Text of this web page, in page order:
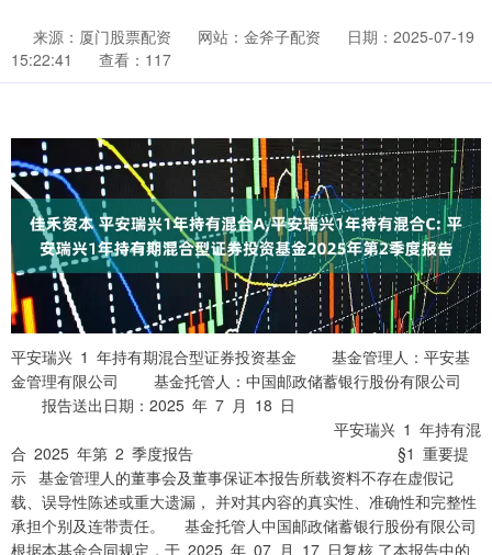
来源：厦门股票配资 网站：金斧子配资
日期：2025-07-19
15:22:41
查看：117
平安瑞兴 1 年持有期混合型证券投资基金 基金管理人：平安基金管理有限公司 基金托管人：中国邮政储蓄银行股份有限公司 报告送出日期：2025 年 7 月 18 日 平安瑞兴 1 年持有混合 2025 年第 2 季度报告 §1 重要提示 基金管理人的董事会及董事保证本报告所载资料不存在虚假记载、误导性陈述或重大遗漏， 并对其内容的真实性、准确性和完整性承担个别及连带责任。 基金托管人中国邮政储蓄银行股份有限公司根据本基金合同规定，于 2025 年 07 月 17 日复核 了本报告中的财务指标、净值表现和投资组合报告等内容，保证复核内容不存在虚假记载、误导 性陈述或者重大遗漏。 基金管理人承诺以诚实信用、勤勉尽责的原则管理和运用基金资产，但不保证基金一定盈利。 基金的过往业绩并不代表其未来表现。投资有风险，投资者在作出投资决策前应仔细阅读本 基金的招募说明书。 本报告中财务资料未经审计。 本报告期自 2025 年 04 月 01 日起至 06 月 30 日止。 §2 基金产品概况 基金简称 平安瑞兴 1 年持有混合 基金主代码 010056 基金运作方式 契约型开放式 基金合同生效日 2020 年 11 月 4 日 报告期末基金份额总额 4,347,921,721.90 份 投资目标 本基金在严格控制风险的前提下，通过各类资产的合 理配置，力争实现基金资产的长期稳健增值。 投资策略 1、大类资产配置策略；2、股票投资策略（含港股通 标的股票投资策略、存托凭证投资策略） ；3、债券投 资策略；4、可转换债券及可交换债券投资策略；5、 基金投资策略；6、股指期货投资策略；7、国债期货 投资策略；8、股票期权投资策略；9、现金头寸管 理；10、信用衍生品投资策略；11、资产支持证券投 资策略。 业绩比较基准 中债新综合指数收益率╳80%+沪深 300 指数收益率╳ 风险收益特征 本基金是混合型基金，预期风险和预期收益高于债券 型基金和货币市场基金，但低于股票型基金。本基金 若投资港股通标的股票，需承担港股通机制下因投资 环境、投资标的、市场制度以及交易规则等差异带来 的特有风险。 基金管理人 平安基金管理有限公司 基金托管人 中国邮政储蓄银行股份有限公司 下属分级基金的基金简称 平安瑞兴 1 年持有混合 A 平安瑞兴 1 年持有混合 C 第 2 页 共 15 页 平安瑞兴 1 年持有混合 2025 年第 2 季度报告 下属分级基金的交易代码 010056 010057 报告期末下属分级基金的份额总额 3,297,311,113.93 份 1,050,610,607.97 份 §3 主要财务指标和基金净值表现 单位：人民币元 报告期（2025 年 4 月 1 日-2025 年 6 月 30 日） 主要财务指标 平安瑞兴 1 年持有混合 A 平安瑞兴 1 年持有混合 C 注：1.本期已实现收益指基金本期利息收入、投资收益、其他收入（不含公允价值变动收益）扣 除相关费用和信用减值损失后的余额，本期利润为本期已实现收益加上本期公允价值变动收益； 低于所列数字。 平安瑞兴 1 年持有混合 A 业绩比较基 净值增长率 业绩比较基 阶段 净值增长率① 准收益率标 ①－③ ②－④ 标准差② 准收益率③ 准差④ 过去三个月 0.80% 0.08% 1.30% 0.22% -0.50% -0.14% 过去六个月 1.56% 0.12% 0.91% 0.21% 0.65% -0.09% 过去一年 7.28% 0.20% 5.94% 0.25% 1.34% -0.05% 过去三年 25.42% 0.18% 6.11% 0.18% 19.31% 0.00% 自基金合同 生效起至今 平安瑞兴 1 年持有混合 C 净值增长率 业绩比较基 业绩比较基 阶段 净值增长率① ①－③ ②－④ 标准差② 准收益率③ 准收益率标 第 3 页 共 15 页 平安瑞兴 1 年持有混合 2025 年第 2 季度报告 准差④ 过去三个月 0.74% 0.08% 1.30% 0.22% -0.56% -0.14% 过去六个月 1.46% 0.12% 0.91% 0.21% 0.55% -0.09% 过去一年 7.04% 0.20% 5.94% 0.25% 1.10% -0.05% 过去三年 23.90% 0.18% 6.11% 0.18% 17.79% 0.00% 自基金合同 生效起至今 率变动的比较 第 4 页 共 15 页 平安瑞兴 1 年持有混合 2025 年第 2 季度报告 注：1、本基金基金合同于 2020 年 11 月 04 日正式生效； 资组合比例符合基金合同的约定，截至报告期末本基金已完成建仓，建仓期结束时各项资产配置 比例符合基金合同约定。 注：本基金本报告期内无其他指标。 §4 管理人报告 任本基金的基金经理期限 证券从业 姓名 职务 说明 任职日期 离任日期 年限 高勇标先生，西南财经大学硕士。曾先 后任职于国海证券股份有限公司自营分 固定收益 公司投资经理助理、深圳市尧山财富管 投资中心 理有限公司投资管理部副总经理、恒大 总监助 人寿保险有限公司固定收益部投资经 理，平安 理。2017 年 4 月加入平安基金管理有限 高勇标 瑞兴 1 年 - 14 年 公司，曾任投资研究部固定收益组投资 持有期混 经理，现任固定收益投资中心总监助 合型证券 理，同时担任平安惠悦纯债债券型证券 投资基金 投资基金、平安中短债债券型证券投资 基金经理 基金、平安惠聚纯债债券型证券投资基 金、平安瑞兴 1 年持有期混合型证券投 资基金、平安惠合纯债债券型证券投资 第 5 页 共 15 页 平安瑞兴 1 年持有混合 2025 年第 2 季度报告 基金、平安恒泰 1 年持有期混合型证券 投资基金、平安惠锦纯债债券型证券投 资基金、平安元裕 90 天持有期债券型证 券投资基金基金经理。 张文平先生，南京大学硕士。先后担任 毕马威(中国)企业咨询有限公司南京分 公司审计一部审计师、大成基金管理有 限公司固定收益部基金经理。2018 年 3 公司总经 月加入平安基金管理有限公司，现任公 理助理兼 司总经理助理兼固定收益投资总监。同 固定收益 时担任平安如意中短债债券型证券投资 投资总 基金、平安季享裕三个月定期开放债券 监，平安 2024 年 8 月 7 型证券投资基金、平安惠铭纯债债券型 张文平 - 14 年 瑞兴 1 年 日 证券投资基金、平安惠澜纯债债券型证 持有期混 券投资基金、平安鑫享混合型证券投资 合型证券 基金、平安鼎信债券型证券投资基金、 投资基金 平安惠泰纯债债券型证券投资基金、平 基金经理 安瑞兴 1 年持有期混合型证券投资基 金、平安惠享纯债债券型证券投资基 金、平安合韵定期开放纯债债券型发起 式证券投资基金、平安双季增享 6 个月 持有期债券型证券投资基金基金经理。 注：1、对基金的首任基金经理，其“任职日期”为基金合同生效日，“离任日期”为根据公司决 定确认的解聘日期；对此后的非首任基金经理，“任职日期”和“离任日期”分别指根据公司决 定确认的聘任日期和解聘日期。 注：无。 本报告期内，本基金管理人严格遵守《中华人民共和国证券投资基金法》等有关法律法规、 中国证监会和本基金基金合同的规定，本着诚实信用、勤勉尽责的原则管理和运用基金资产，在 严格控制风险的基础上，为基金份额持有人谋求最大利益。本报告期内，本基金运作整体合法合 规，没有损害基金份额持有人利益。基金的投资范围、投资比例及投资组合符合有关法律法规及 基金合同的规定。 第 6 页 共 15 页 平安瑞兴 1 年持有混合 2025 年第 2 季度报告 报告期内，本基金管理人严格执行了《证券投资基金管理公司公平交易制度指导意见》和公 司制定的公平交易相关制度。 本基金于本报告期内不存在异常交易行为。 报告期内，所有投资组合参与的交易所公开竞价同日反向交易成交较少的单边交易量未超过 该证券当日成交量的 5%。 二季度，我国宏观经济延续了企稳回升的态势，增速虽有所放缓，但结构性亮点突出。工业 生产稳步增长，政策支持与内生增长动力形成共振，成为拉动经济的重要引擎。消费市场呈现温 和复苏，服务消费持续回暖，但大宗商品消费恢复相对偏慢，显示出居民消费信心仍处于逐步修 复阶段。货币政策方面，央行继续实施“稳健偏松”的货币政策，保持了市场流动性合理充裕。 同时，引导 LPR 适度下行，有效降低了实体经济的融资成本，为经济复苏提供了有力的金融支 持。财政政策方面，中央政府强调“积极有为”，政策重心聚焦于扩大有效投资和优化结构。大 规模的特别国债和地方政府专项债券在上半年陆续发行并投入使用，对稳定总需求、优化供给结 构起到了关键作用。 二季度，债券市场整体走出一轮“慢牛”行情。在经济温和复苏、美国对等关税扰动和货币 政策宽松的宏观组合下，利率债收益率持续下行。10 年期国债收益率一度触及历史低位，反映 了市场对未来经济增长和通胀的谨慎预期，以及“资产荒”背景下配置需求的旺盛。 二季度 A 股市场整体表现为“结构性”行情，指数层面呈现宽幅震荡。市场的主要驱动力来 自于政策预期和产业趋势。 在此期间，本基金保持了投资组合的流动性，债券资产主要配置中短期限的中高等级信用 债，波段操作高等级信用债和中长端利率债。权益资产总体仓位相对中性，配置上聚焦结构性机 会：一方面关注稳定现金流与高股息。在不确定性环境中，继续看好具备稳定现金流和高分红能 力的板块，特别是银行、能源、公用事业等领域，作为组合的“压舱石”。另一方面，关注政策 驱动与科技创新板块。重点关注在国家政策支持下，具备长期增长潜力的方向，如机器人、创新 药和人工智能产业链等。 截至本报告期末平安瑞兴 1 年持有混合 A 的基金份额净值 1.3560 元，本报告期基金份额净值 增长率为 0.80%，同期业绩比较基准收益率为 1.30%；截至本报告期末平安瑞兴 1 年持有混合 C 的 第 7 页 共 15 页 平安瑞兴 1 年持有混合 2025 年第 2 季度报告 基金份额净值 1.3285 元，本报告期基金份额净值增长率为 0.74%，同期业绩比较基准收益率为 本基金本报告期内未出现连续 20 个工作日基金份额持有人数低于 200 人、基金资产净值低 于 5,000 万元的情形。 §5 投资组合报告 占基金总资产的比例 序号 项目 金额（元） （%） 其中：股票 613,722,920.29 8.17 其中：债券 6,682,895,095.02 89.00 资产支持证券 - - 其中：买断式回购的买入返售金融资 - - 产 注：本基金本报告期末通过港股通交易机制投资的港股公允价值为 245,767,753.58 元，占净值 比例 4.19%。 占基金资产净值比 代码 行业类别 公允价值（元） 例（%） A 农、林、牧、渔业 - - B 采矿业 10,214,276.00 0.17 C 制造业 222,586,125.09 3.79 D 电力、热力、燃气及水生产和供 应业 28,181,255.20 0.48 E 建筑业 - - 第 8 页 共 15 页 平安瑞兴 1 年持有混合 2025 年第 2 季度报告 F 批发和零售业 - - G 交通运输、仓储和邮政业 - - H 住宿和餐饮业 - - I 信息传输、软件和信息技术服务 业 11,615,160.00 0.20 J 金融业 83,654,768.42 1.43 K 房地产业 11,703,582.00 0.20 L 租赁和商务服务业 - - M 科学研究和技术服务业 - - N 水利、环境和公共设施管理业 - - O 居民服务、修理和其他服务业 - - P 教育 - - Q 卫生和社会工作